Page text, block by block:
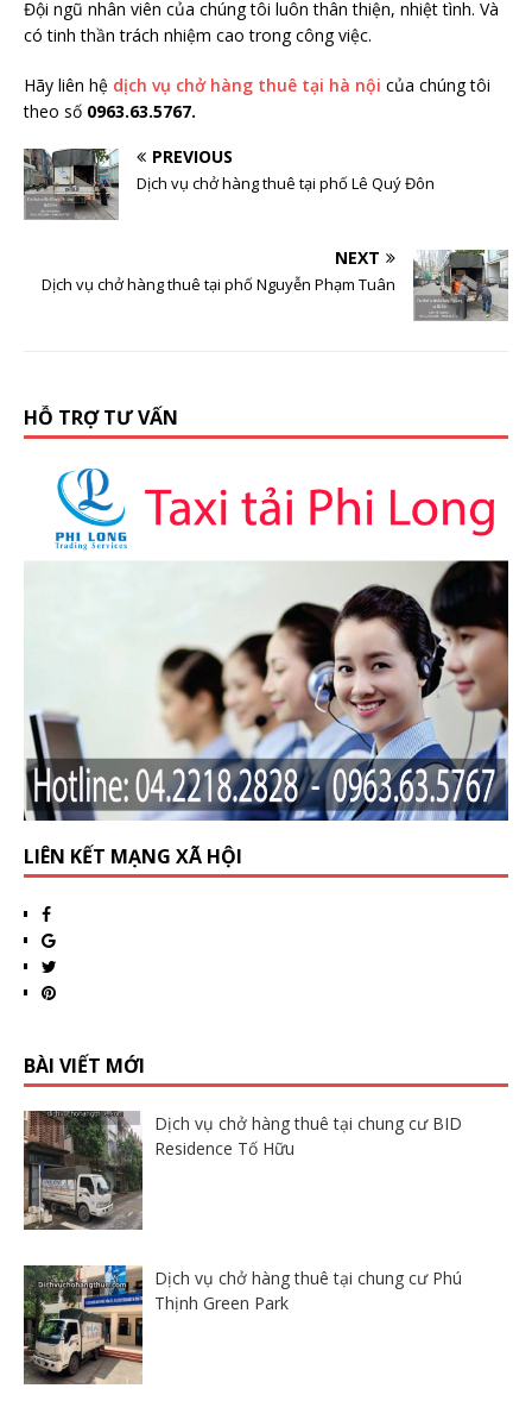
Đội ngũ nhân viên của chúng tôi luôn thân thiện, nhiệt tình. Và
có tinh thần trách nhiệm cao trong công việc.
Hãy liên hệ dịch vụ chở hàng thuê tại hà nội của chúng tôi
theo số 0963.63.5767.
PREVIOUS
Dịch vụ chở hàng thuê tại phố Lê Quý Đôn
NEXT
Dịch vụ chở hàng thuê tại phố Nguyễn Phạm Tuân
HỖ TRỢ TƯ VẤN
LIÊN KẾT MẠNG XÃ HỘI
BÀI VIẾT MỚI
Dịch vụ chở hàng thuê tại chung cư BID
Residence Tố Hữu
Dịch vụ chở hàng thuê tại chung cư Phú
Thịnh Green Park